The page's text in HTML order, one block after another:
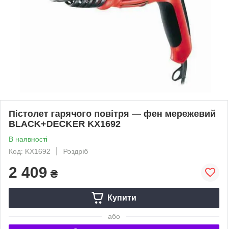
Пістолет гарячого повітря — фен мережевий
BLACK+DECKER KX1692
В наявності
Код: KX1692
Роздріб
2 409 ₴
Купити
або